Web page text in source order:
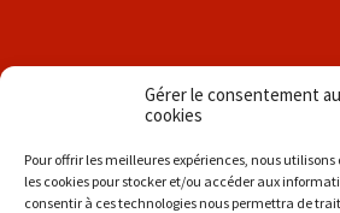
Gérer le consentement
cookies
Pour offrir les meilleures expériences, nous
les cookies pour stocker et/ou accéder aux
consentir à ces technologies nous permettra de
Nos communes
Brigueil-le-Chantre
Coulonges